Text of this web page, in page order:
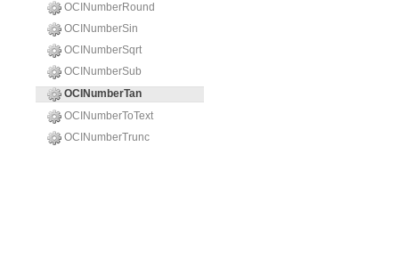
OCINumberRound
OCINumberSin
OCINumberSqrt
OCINumberSub
OCINumberTan
OCINumberToText
OCINumberTrunc